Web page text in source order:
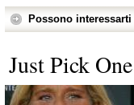
Possono
Just Pick